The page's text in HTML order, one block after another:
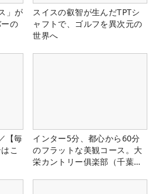
」が
の
スイスの叡智が生んだTPTシ
ャフトで、ゴルフを異次元の
世界へ
【毎
こ
インター5分、都心から60分
のフラットな美観コース。大
栄カントリー俱楽部（千葉